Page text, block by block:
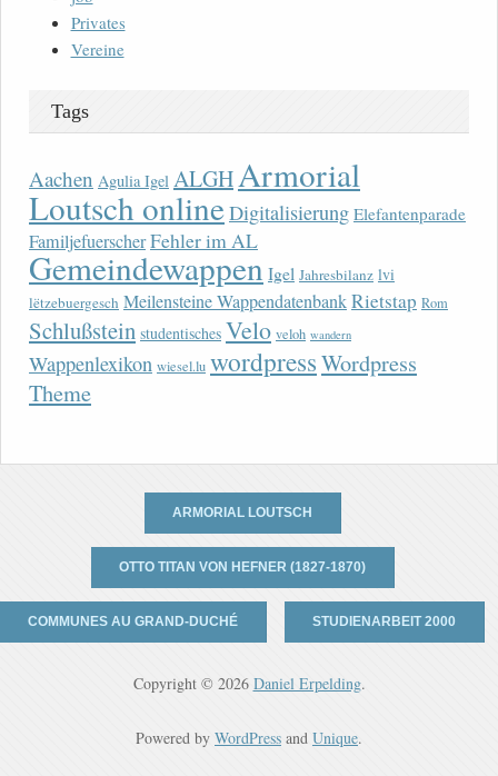
Privates
Vereine
Tags
Aachen Agulia Igel ALGHArmorial
Loutsch onlineDigitalisierung Elefantenparade
FamiljefuerscherFehler im AL
Gemeindewappen Igel Jahresbilanz lvi
lëtzebuergesch Meilensteine WappendatenbankRietstap Rom
Schlußstein studentisches Velo veloh wandern
Wappenlexikon wiesel.lu wordpressWordpress
Theme
ARMORIAL LOUTSCH
OTTO TITAN VON HEFNER (1827-1870)
COMMUNES AU GRAND-DUCHÉ STUDIENARBEIT 2000
Copyright © 2026 Daniel Erpelding.
Powered by WordPress and Unique.